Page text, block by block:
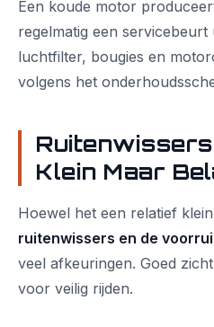
Een koude motor
regelmatig een
luchtfilter, bougies en
volgens het
Klein Maar
Hoewel het een relatief
ruitenwissers en de
veel afkeuringen. Goed
voor veilig rijden.